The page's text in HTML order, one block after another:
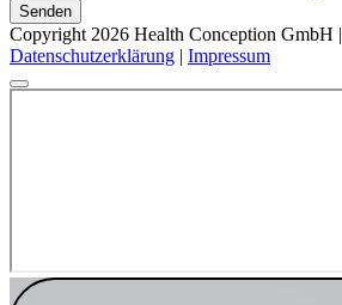
Senden
Copyright 2026 Health Conception GmbH |
Datenschutzerklärung | Impressum